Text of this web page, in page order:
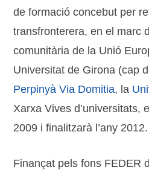
de formació concebut per
transfronterera, en el marc
comunitària de la Unió
Universitat de Girona (cap
Perpinyà Via Domitia, la
Xarxa Vives d’universitats,
2009 i finalitzarà l’any 2012.
Finançat pels fons FEDER